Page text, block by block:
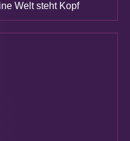
Welt steht Kopf